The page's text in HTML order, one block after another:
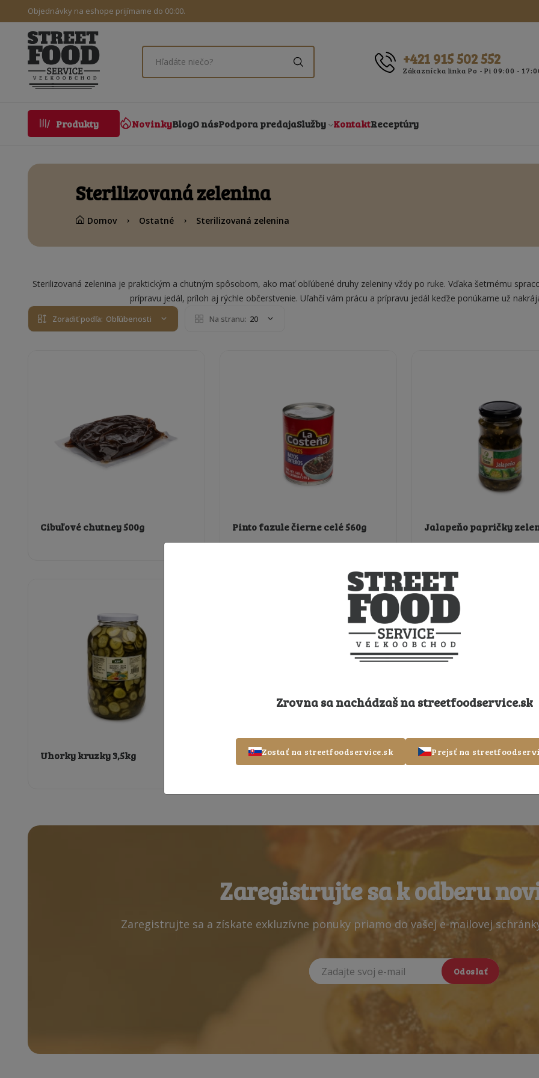
Objednávky na eshope prijímame do 00:00.
+421 915 502 552
Zákaznícka linka Po - Pi 09:00 -
Produkty NovinkyBlogO násPodpora predajaSlužby KontaktReceptúry
Sterilizovaná zelenina
Domov Ostatné Sterilizovaná zelenina
Sterilizovaná zelenina je praktickým a chutným spôsobom, ako mať obľúbené druhy zeleniny vždy po ruke. Vďaka šetrnému
prípravu jedál, príloh aj rýchle občerstvenie. Uľahčí vám prácu a prípravu jedál keďže ponúkame už
Zoradiť podľa: Obľúbenosti Na stranu: 20
Cibuľové chutney 500g Pinto fazule čierne celé 560g Jalapeňo papričky
Uhorky kruzky 3,5kg Jalapeno papričky mix 3kg
Zaregistrujte sa k odberu
Zaregistrujte sa a získate exkluzívne ponuky priamo do vašej e-mailovej
Odoslať
Zrovna sa nachádzaš nastreetfoodservice.sk
Zostať na streetfoodservice.sk Prejsť na